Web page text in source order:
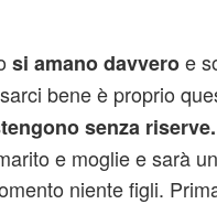
si amano davveroe
bene è proprio
senza riserve.
e moglie e sarà
niente figli.